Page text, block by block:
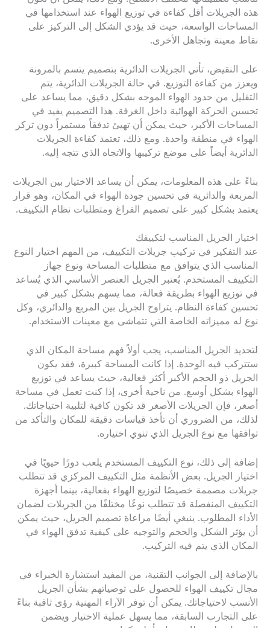
هذه الجريلات أقل كفاءة في توزيع الهواء عند استخدامها في
المساحات الواسعة، حيث قد يؤدي الشكل إلى التركيز على
نقاط معينة وتجاهل الأخرى.
على النقيض، تأتي الجريلات الدائرية بتصميم يتسم بالمرونة
ويعزز من كفاءة التوزيع. في حالة الجريلات الدائرية، يتم
التقليل من حدود الهواء الموجه بشكل دقيق، مما يساعد على
تحسين الحركة الهوائية داخل الغرفة. هذا التصميم يفيد في
المساحات الأكبر، حيث يمكن أن تهيئ تدفقاً مستمراً دون تركز
الهواء في منطقة واحدة. ومع ذلك، تعتمد كفاءة الجريلات
الدائرية أيضاً على موضع تركيبها والاتجاه الذي تتجه إليه.
بناءً على هذه المعلومات، يمكن أن يساعد الاختيار بين الجريلات
المربعة والدائرية في تحسين جودة الهواء في المكان، وهو قرار
يعتمد بشكل كبير على تصميم الفراغ ومتطلبات نظام التكييف.
اختيار الجريل المناسب لتكييفك
عند التفكير في تركيب جريلات التكييف، من المهم اختيار النوع
المناسب الذي يتوافق مع متطلبات المساحة ونوع جهاز
التكييف المستخدم. يُعتبر الجريل العنصر الأساسي الذي يُساعد
في توزيع الهواء بطريقة فعالة، مما يسهم بشكل كبير في
تحسين كفاءة النظام. يتراوح الجريل بين المربع والدائري، وكل
نوع له مميزاته الخاصة التي تتماشى مع معينات الاستخدام.
لتحديد الجريل المناسب، يجب أولاً فهم مساحة المكان الذي
ستتركب فيه الوحدة. إذا كانت المساحة كبيرة، فقد يكون
الجريل ذو الحجم الأكبر أكثر فعالية، حيث يساعد في توزيع
الهواء بشكل أوسع. من ناحية أخرى، إذا كنت تعمل في مساحة
أصغر، فإن الجريلات الأصغر قد تكون كافية لتلبية احتياجاتك.
لذلك، من الضروري أن تأخذ قياسات دقيقة للمكان والتأكد من
توافقها مع نوع الجريل الذي تنوي اختياره.
إضافة إلى ذلك، نوع التكييف المستخدم يلعب دورًا حيويًا في
اختيار الجريل. بعض الأنظمة مثل التكييف المركزي قد تتطلب
جريلات مصممة خصيصًا لتوزيع الهواء بفعالية، بينما أجهزة
التكييف المنفصلة قد تتطلب نوعًا مختلفًا من الجريلات لضمان
الأداء المطلوب. ينبغي أيضًا مراعاة تصميم الجريل، حيث يمكن
أن يؤثر الشكل والحجم والتوجيه على كيفية تدفق الهواء في
المكان الذي يتم فيه التركيب.
بالإضافة إلى الجوانب التقنية، من المفيد استشارة الخبراء في
مجال تكييف الهواء للحصول على توصياتهم بشأن الجريل
الأنسب لاحتياجاتك. يمكن أن توفر الآراء المهنية رؤى ثاقبة بناءً
على التجارب السابقة، مما يسهل عملية الاختيار ويضمن